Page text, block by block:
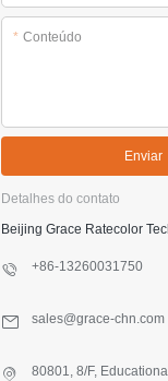
* Conteúdo
Enviar
Detalhes do contato
Beijing Grace Ratecolor
+86-13260031750
sales@grace-chn.com
80801, 8/F,